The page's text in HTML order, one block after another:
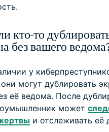
кто-то
без вашего
у
могут дублировать
её ведома. После
может
и отслеживать её